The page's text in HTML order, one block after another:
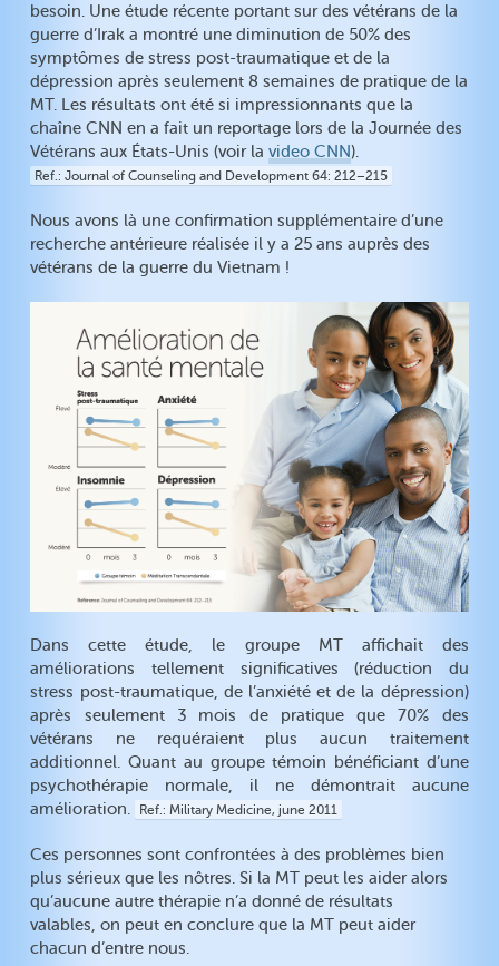
besoin. Une étude récente portant sur des vétérans de la
guerre d’Irak a montré une diminution de 50% des
symptômes de stress post-traumatique et de la
dépression après seulement 8 semaines de pratique de la
MT. Les résultats ont été si impressionnants que la
chaîne CNN en a fait un reportage lors de la Journée des
Vétérans aux États-Unis (voir lavideo CNN).
Ref. Journal of Counseling and Development 64: 212–215
Nous avons là une confirmation supplémentaire d’une
recherche antérieure réalisée il y a 25 ans auprès des
vétérans de la guerre du Vietnam !
Dans cette étude, le groupe MT affichait des
améliorations tellement significatives (réduction du
stress post-traumatique, de l’anxiété et de la dépression)
après seulement 3 mois de pratique que 70% des
vétérans ne requéraient plus aucun traitement
additionnel. Quant au groupe témoin bénéficiant d’une
psychothérapie normale, il ne démontrait aucune
amélioration.
Ref. Military Medicine, june 2011
Ces personnes sont confrontées à des problèmes bien
plus sérieux que les nôtres. Si la MT peut les aider alors
qu’aucune autre thérapie n’a donné de résultats
valables, on peut en conclure que la MT peut aider
chacun d’entre nous.